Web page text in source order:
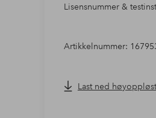
Lisensnummer &
Artikkelnummer:
Last ned